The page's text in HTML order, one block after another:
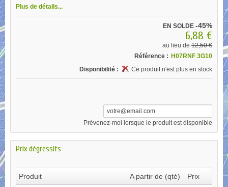
Plus de détails...
EN SOLDE -45%
6,88 €
au lieu de 12,50 €
Référence : H07RNF 3G10
Disponibilité :
Ce produit n'est plus en stock
Prévenez-moi lorsque le produit est disponible
Prix dégressifs
Produit A partir de (qté) Prix